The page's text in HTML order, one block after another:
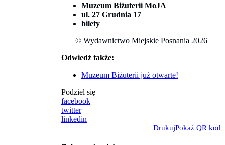
Muzeum Biżuterii MoJA
ul. 27 Grudnia 17
bilety
© Wydawnictwo Miejskie Posnania 2026
Odwiedź także:
Muzeum Biżuterii już otwarte!
Podziel się
facebook
twitter
linkedin
DrukujPokaż QR kod